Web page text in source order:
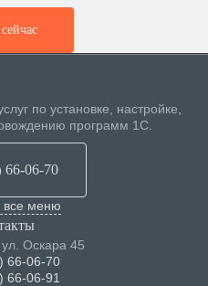
по установке, настройке,
программ 1С.
66-06-70
все меню
ул. Оскара 45
66-06-70
66-06-91